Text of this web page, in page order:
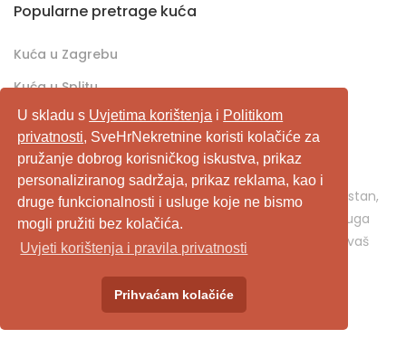
U skladu s Uvjetima korištenja i Politikom
privatnosti, SveHrNekretnine koristi kolačiće za
pružanje dobrog korisničkog iskustva, prikaz
personaliziranog sadržaja, prikaz reklama, kao i
druge funkcionalnosti i usluge koje ne bismo
mogli pružiti bez kolačića.
Uvjeti korištenja i pravila privatnosti
Prihvaćam kolačiće
Popularne pretrage kuća
Kuća u Zagrebu
Kuća u Splitu
Kuća u Rijeci
SveHrNekretnine.com predstavlja sveobuhvatan
pretraživač/oglašivač nekretnina. Ukoliko je u pitanju stan,
kuća, vikendica, zemljište, poslovni prostor, ili neka druga
nekretnina, svehrnekretnine.com je pravo mjesto za vaš